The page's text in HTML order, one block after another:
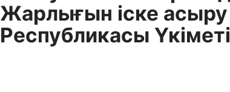
Жарлығын іске асыру
Республикасы